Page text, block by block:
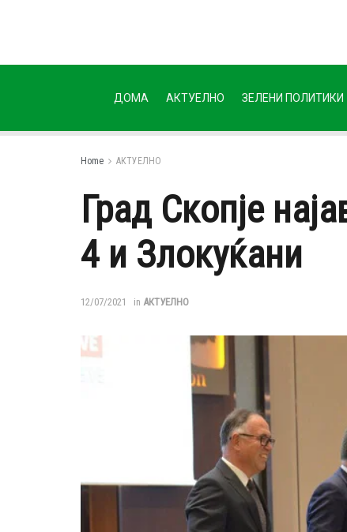
ДОМА АКТУЕЛНО ЗЕЛЕНИ ПОЛИТИКИ
Home АКТУЕЛНО
Град Скопје
4 и Злокуќани
12/07/2021 in АКТУЕЛНО